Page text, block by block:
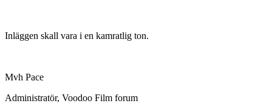
Inläggen skall vara i en kamratlig ton.
Mvh Pace
Administratör, Voodoo Film forum